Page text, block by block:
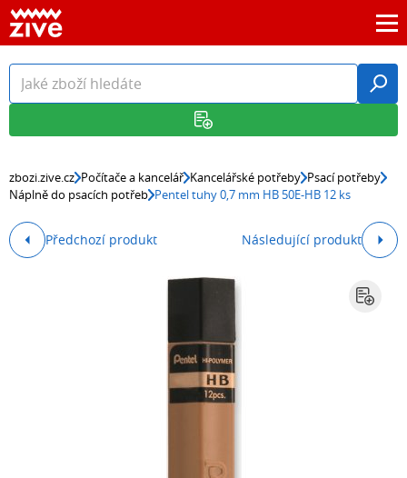
zbozi.zive.cz Počítače a kancelář Kancelářské potřeby Psací potřeby
Náplně do psacích potřeb Pentel tuhy 0,7 mm HB 50E-HB 12 ks
Předchozí produkt Následující produkt